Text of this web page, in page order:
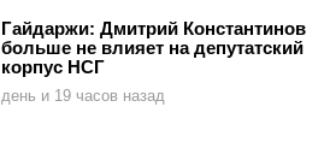
Гайдаржи: Дмитрий Константинов
больше не влияет на депутатский
корпус НСГ
день и 19 часов назад